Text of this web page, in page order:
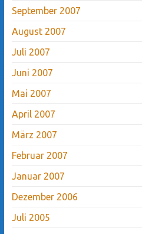
September 2007
August 2007
Juli 2007
Juni 2007
Mai 2007
April 2007
März 2007
Februar 2007
Januar 2007
Dezember 2006
Juli 2005